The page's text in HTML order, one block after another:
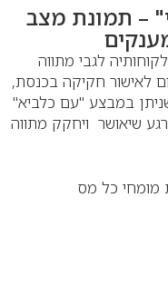
– תמונת מצב
לגבי מתווה
לאישור חקיקה בכנסת,
במבצע "עם כלביא"
שיאושר ויחקק מתווה